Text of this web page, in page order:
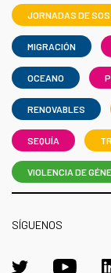
JORNADAS DE
MIGRACIÓN
OCEANO
RENOVABLES
SEQUÍA
VIOLENCIA DE
SÍGUENOS